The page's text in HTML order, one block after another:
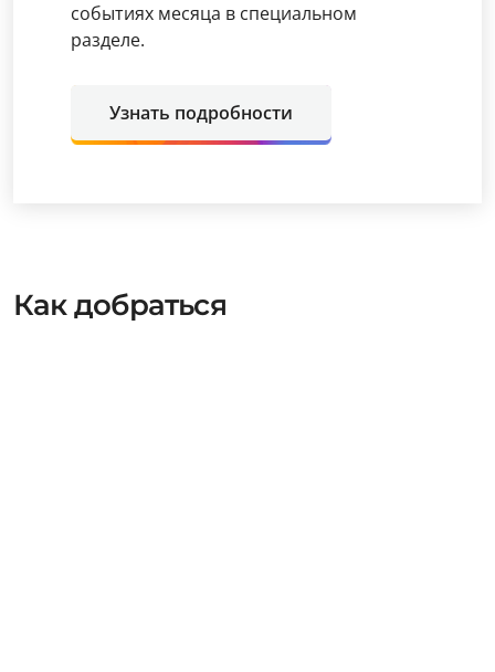
событиях месяца в специальном
разделе.
Узнать подробности
Как добраться